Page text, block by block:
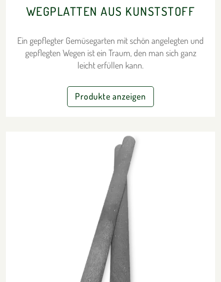
WEGPLATTEN AUS KUNSTSTOFF
Ein gepflegter Gemüsegarten mit schön angelegten und
gepflegten Wegen ist ein Traum, den man sich ganz
leicht erfüllen kann.
Produkte anzeigen